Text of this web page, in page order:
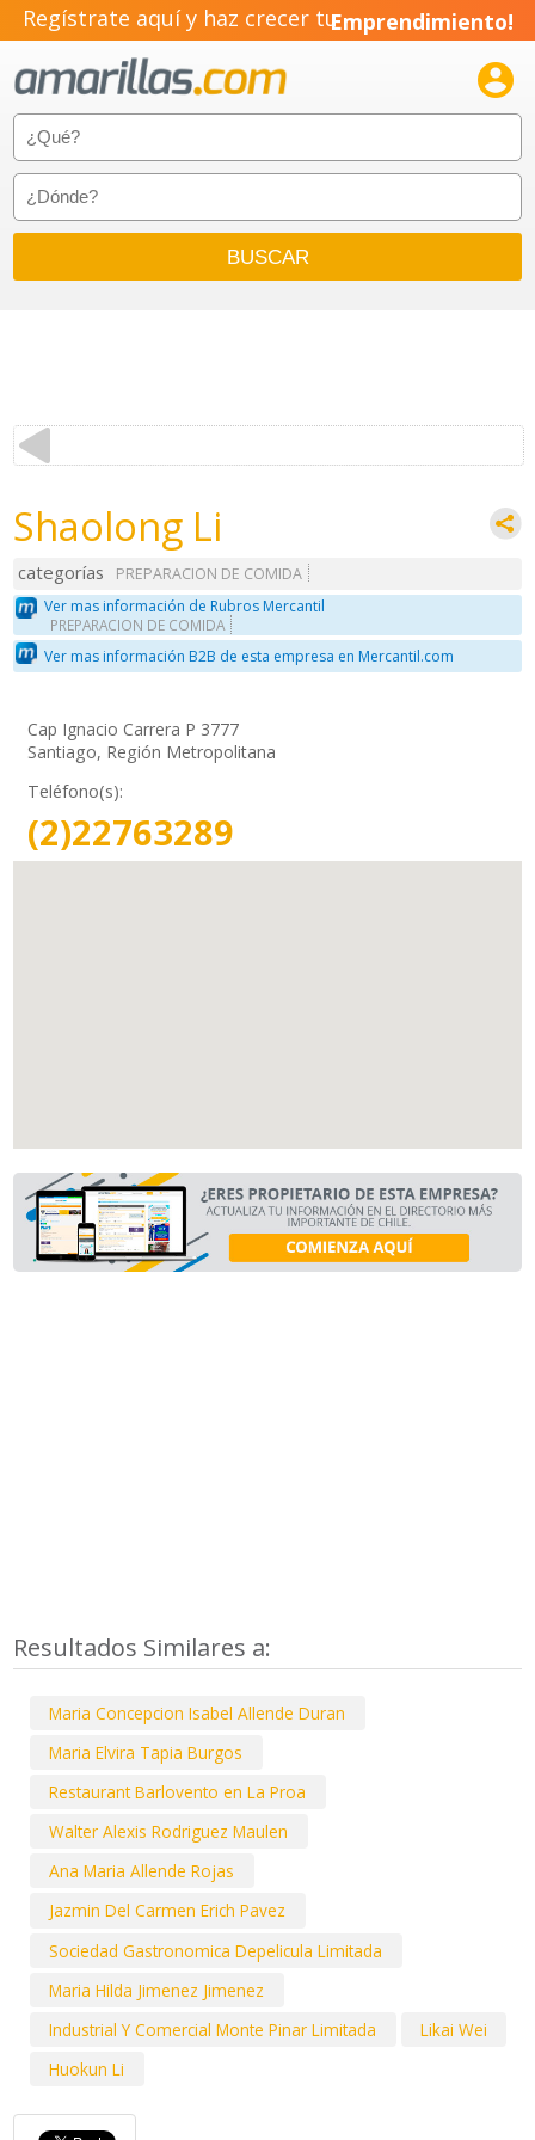
Regístrate aquí y haz crecer tuEmprendimiento!

Shaolong Li
categorías
PREPARACION DE COMIDA
Ver mas información de Rubros Mercantil
PREPARACION DE COMIDA
Ver mas información B2B de esta empresa en Mercantil.com
Cap Ignacio Carrera P 3777
Santiago, Región Metropolitana
Teléfono(s):
(2)22763289
Resultados Similares a:
Maria Concepcion Isabel Allende Duran
Maria Elvira Tapia Burgos
Restaurant Barlovento en La Proa
Walter Alexis Rodriguez Maulen
Ana Maria Allende Rojas
Jazmin Del Carmen Erich Pavez
Sociedad Gastronomica Depelicula Limitada
Maria Hilda Jimenez Jimenez
Industrial Y Comercial Monte Pinar Limitada
Likai Wei
Huokun Li